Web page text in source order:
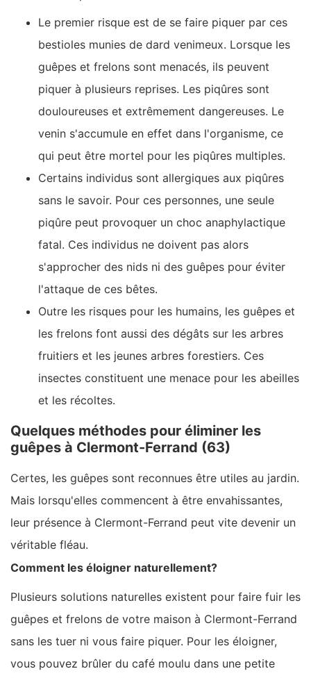
Le premier risque est de se faire piquer par ces
bestioles munies de dard venimeux. Lorsque les
guêpes et frelons sont menacés, ils peuvent
piquer à plusieurs reprises. Les piqûres sont
douloureuses et extrêmement dangereuses. Le
venin s'accumule en effet dans l'organisme, ce
qui peut être mortel pour les piqûres multiples.
Certains individus sont allergiques aux piqûres
sans le savoir. Pour ces personnes, une seule
piqûre peut provoquer un choc anaphylactique
fatal. Ces individus ne doivent pas alors
s'approcher des nids ni des guêpes pour éviter
l'attaque de ces bêtes.
Outre les risques pour les humains, les guêpes et
les frelons font aussi des dégâts sur les arbres
fruitiers et les jeunes arbres forestiers. Ces
insectes constituent une menace pour les abeilles
et les récoltes.
Quelques méthodes pour éliminer les
guêpes à Clermont-Ferrand (63)
Certes, les guêpes sont reconnues être utiles au jardin.
Mais lorsqu'elles commencent à être envahissantes,
leur présence à Clermont-Ferrand peut vite devenir un
véritable fléau.
Comment les éloigner naturellement?
Plusieurs solutions naturelles existent pour faire fuir les
guêpes et frelons de votre maison à Clermont-Ferrand
sans les tuer ni vous faire piquer. Pour les éloigner,
vous pouvez brûler du café moulu dans une petite